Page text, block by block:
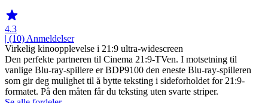
4.3
| (10) Anmeldelser
Virkelig kinoopplevelse i 21:9 ultra-widescreen
Den perfekte partneren til Cinema 21:9-TVen. I motsetning til
vanlige Blu-ray-spillere er BDP9100 den eneste Blu-ray-spilleren
som gir deg mulighet til å bytte teksting i sideforholdet for 21:9-
formatet. På den måten får du teksting uten svarte striper.